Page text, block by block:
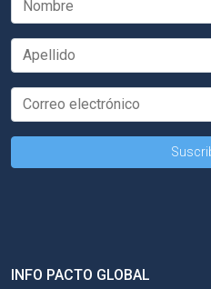
INFO PACTO GLOBAL